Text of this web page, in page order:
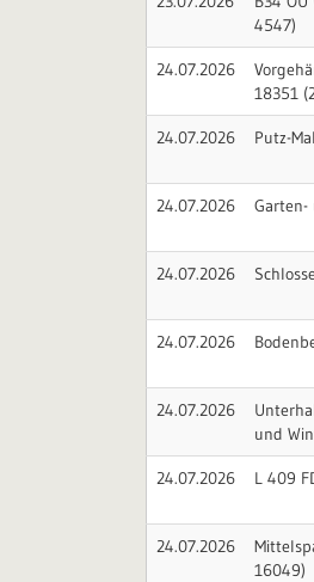
4547)
24.07.2026
18351
24.07.2026 Putz-
24.07.2026 Garten-
24.07.2026
24.07.2026
24.07.2026
und
24.07.2026 L 409
24.07.2026
16049)